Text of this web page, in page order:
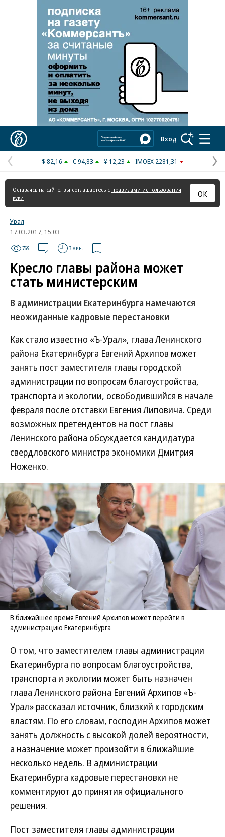
Вход
Предыдущая
страница
$ 82,16 € 94,83 ¥ 12,23 IMOEX 2281,31
Оставаясь на сайте, вы соглашаетесь с правилами использования
куки
ОК
Урал
17.03.2017, 15:03
769 3 мин.
Кресло главы района может
стать министерским
В администрации Екатеринбурга намечаются
неожиданные кадровые перестановки
Как стало известно «Ъ-Урал», глава Ленинского
района Екатеринбурга Евгений Архипов может
занять пост заместителя главы городской
администрации по вопросам благоустройства,
транспорта и экологии, освободившийся в начале
февраля после отставки Евгения Липовича. Среди
возможных претендентов на пост главы
Ленинского района обсуждается кандидатура
свердловского министра экономики Дмитрия
Ноженко.
В ближайшее время Евгений Архипов может перейти в
администрацию Екатеринбурга
О том, что заместителем главы администрации
Екатеринбурга по вопросам благоустройства,
транспорта и экологии может быть назначен
глава Ленинского района Евгений Архипов «Ъ-
Урал» рассказал источник, близкий к городским
властям. По его словам, господин Архипов может
занять должность с высокой долей вероятности,
а назначение может произойти в ближайшие
несколько недель. В администрации
Екатеринбурга кадровые перестановки не
комментируют до принятия официального
решения.
Пост заместителя главы администрации